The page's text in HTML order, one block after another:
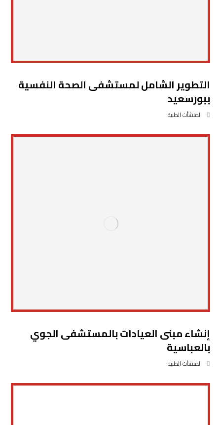
التطوير الشامل لمستشفى الصحة النفسية
ببورسعيد
المنشأت الطبية
إنشاء مبنى العيادات بالمستشفى الجوي
بالعباسية
المنشأت الطبية